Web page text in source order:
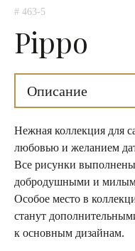
# 463-5
Pippo
Описание
Нежная коллекция для
любовью и желанием
Все рисунки выполнены
добродушными и
Особое место в
станут
к основным дизайнам.